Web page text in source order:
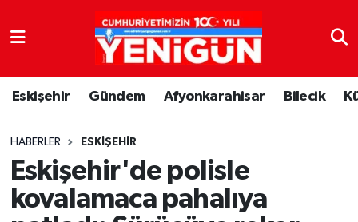
Eskişehir Gündem Afyonkarahisar Bilecik
HABERLER ESKIŞEHIR
Eskişehir'de polisle
kovalamaca pahalıya
Nöbetçi Eczaneler
Hava Durumu
Trafik Durumu
Süper Lig Puan Durumu ve Fikstür